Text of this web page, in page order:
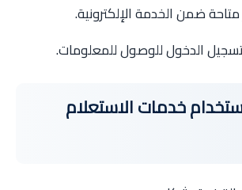
ضمن الخدمة الإلكترونية.
تسجيل الدخول للوصول للمعلومات.
خدمات الاستعلام